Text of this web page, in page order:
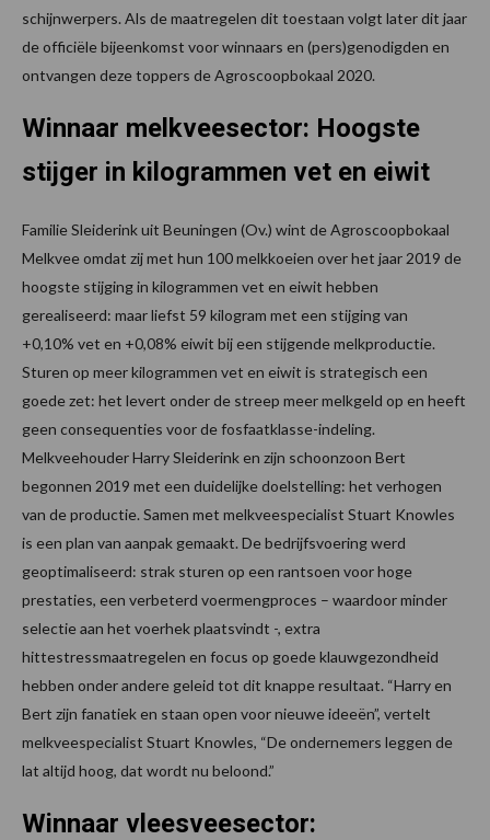
schijnwerpers. Als de maatregelen dit toestaan volgt later dit jaar
de officiële bijeenkomst voor winnaars en (pers)genodigden en
ontvangen deze toppers de Agroscoopbokaal 2020.
Winnaar melkveesector: Hoogste
stijger in kilogrammen vet en eiwit
Familie Sleiderink uit Beuningen (Ov.) wint de Agroscoopbokaal
Melkvee omdat zij met hun 100 melkkoeien over het jaar 2019 de
hoogste stijging in kilogrammen vet en eiwit hebben
gerealiseerd: maar liefst 59 kilogram met een stijging van
+0,10% vet en +0,08% eiwit bij een stijgende melkproductie.
Sturen op meer kilogrammen vet en eiwit is strategisch een
goede zet: het levert onder de streep meer melkgeld op en heeft
geen consequenties voor de fosfaatklasse-indeling.
Melkveehouder Harry Sleiderink en zijn schoonzoon Bert
begonnen 2019 met een duidelijke doelstelling: het verhogen
van de productie. Samen met melkveespecialist Stuart Knowles
is een plan van aanpak gemaakt. De bedrijfsvoering werd
geoptimaliseerd: strak sturen op een rantsoen voor hoge
prestaties, een verbeterd voermengproces – waardoor minder
selectie aan het voerhek plaatsvindt -, extra
hittestressmaatregelen en focus op goede klauwgezondheid
hebben onder andere geleid tot dit knappe resultaat. “Harry en
Bert zijn fanatiek en staan open voor nieuwe ideeën”, vertelt
melkveespecialist Stuart Knowles, “De ondernemers leggen de
lat altijd hoog, dat wordt nu beloond.”
Winnaar vleesveesector: